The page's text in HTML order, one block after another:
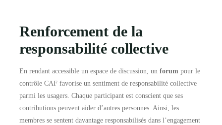
Renforcement de la
responsabilité collective
En rendant accessible un espace de discussion, un forumpour le
contrôle CAF favorise un sentiment de responsabilité collective
parmi les usagers. Chaque participant est conscient que ses
contributions peuvent aider d’autres personnes. Ainsi, les
membres se sentent davantage responsabilisés dans l’engagement